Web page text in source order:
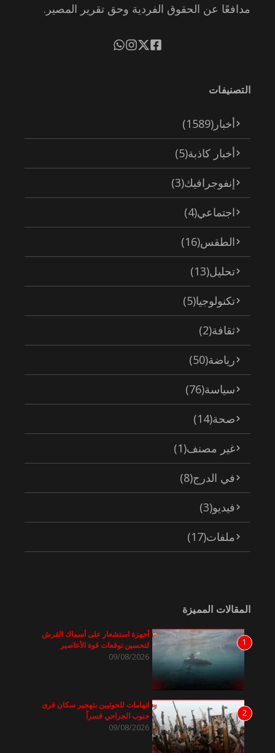
مدافعًا عن الحقوق الفردية وحق تقرير المصير.
التصنيفات
أخبار (1589)
أخبار كاذبة(5)
إنفوجرافيك(3)
اجتماعي(4)
الطقس(16)
تحليل(13)
تكنولوجيا(5)
ثقافة(2)
رياضة(50)
سياسة(76)
صحة(14)
غير مصنف(1)
في الدرج(8)
فيديو(3)
ملفات(17)
المقالات المميزة
1
أجهزة استشعار على أسماك القرش
لتحسين توقعات قوة الأعاصير
09/08/2026
2
اتهامات للحوثيين بتهجير سكان قرى
جنوب الجراحي قسراً
09/08/2026